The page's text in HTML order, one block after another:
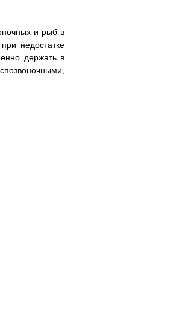
и рыб в
недостатке
держать в